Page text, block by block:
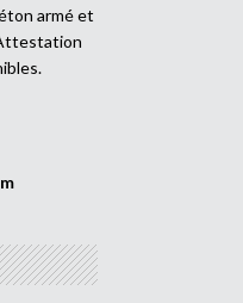
armé et